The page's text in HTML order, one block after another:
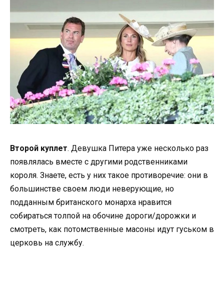
Второй куплет. Девушка Питера уже несколько раз
появлялась вместе с другими родственниками
короля. Знаете, есть у них такое противоречие: они в
большинстве своем люди неверующие, но
подданным британского монарха нравится
собираться толпой на обочине дороги/дорожки и
смотреть, как потомственные масоны идут гуськом в
церковь на службу.